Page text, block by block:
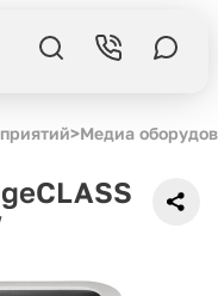
>Медиа